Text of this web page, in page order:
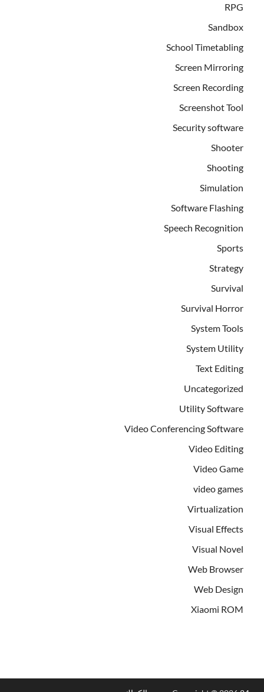
RPG
Sandbox
School Timetabling
Screen Mirroring
Screen Recording
Screenshot Tool
Security software
Shooter
Shooting
Simulation
Software Flashing
Speech Recognition
Sports
Strategy
Survival
Survival Horror
System Tools
System Utility
Text Editing
Uncategorized
Utility Software
Video Conferencing Software
Video Editing
Video Game
video games
Virtualization
Visual Effects
Visual Novel
Web Browser
Web Design
Xiaomi ROM